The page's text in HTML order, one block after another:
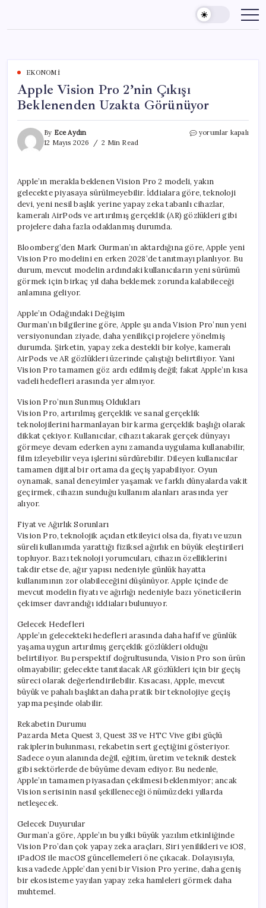
content
EKONOMI
Apple Vision Pro 2’nin Çıkışı
Beklenenden Uzakta Görünüyor
By Ece Aydın
12 Mayıs 2026
2 Min Read
Apple
Beklenenden
Uzakta
Görünüyor
için
yorumlar kapalı
Apple’ın merakla beklenen Vision Pro 2 modeli, yakın
gelecekte piyasaya sürülmeyebilir. İddialara göre, teknoloji
devi, yeni nesil başlık yerine yapay zeka tabanlı cihazlar,
kameralı AirPods ve artırılmış gerçeklik (AR) gözlükleri gibi
projelere daha fazla odaklanmış durumda.
Bloomberg’den Mark Gurman’ın aktardığına göre, Apple yeni
Vision Pro modelini en erken 2028’de tanıtmayı planlıyor. Bu
durum, mevcut modelin ardındaki kullanıcıların yeni sürümü
görmek için birkaç yıl daha beklemek zorunda kalabileceği
anlamına geliyor.
Apple’ın Odağındaki Değişim
Gurman’ın bilgilerine göre, Apple şu anda Vision Pro’nun yeni
versiyonundan ziyade, daha yenilikçi projelere yönelmiş
durumda. Şirketin, yapay zeka destekli bir kolye, kameralı
AirPods ve AR gözlükleri üzerinde çalıştığı belirtiliyor. Yani
Vision Pro tamamen göz ardı edilmiş değil; fakat Apple’ın kısa
vadeli hedefleri arasında yer almıyor.
Vision Pro’nun Sunmuş Oldukları
Vision Pro, artırılmış gerçeklik ve sanal gerçeklik
teknolojilerini harmanlayan bir karma gerçeklik başlığı olarak
dikkat çekiyor. Kullanıcılar, cihazı takarak gerçek dünyayı
görmeye devam ederken aynı zamanda uygulama kullanabilir,
film izleyebilir veya işlerini sürdürebilir. Dileyen kullanıcılar
tamamen dijital bir ortama da geçiş yapabiliyor. Oyun
oynamak, sanal deneyimler yaşamak ve farklı dünyalarda vakit
geçirmek, cihazın sunduğu kullanım alanları arasında yer
alıyor.
Fiyat ve Ağırlık Sorunları
Vision Pro, teknolojik açıdan etkileyici olsa da, fiyatı ve uzun
süreli kullanımda yarattığı fiziksel ağırlık en büyük eleştirileri
topluyor. Bazı teknoloji yorumcuları, cihazın özelliklerini
takdir etse de, ağır yapısı nedeniyle günlük hayatta
kullanımının zor olabileceğini düşünüyor. Apple içinde de
mevcut modelin fiyatı ve ağırlığı nedeniyle bazı yöneticilerin
çekimser davrandığı iddiaları bulunuyor.
Gelecek Hedefleri
Apple’ın gelecekteki hedefleri arasında daha hafif ve günlük
yaşama uygun artırılmış gerçeklik gözlükleri olduğu
belirtiliyor. Bu perspektif doğrultusunda, Vision Pro son ürün
olmayabilir; gelecekte tanıtılacak AR gözlükleri için bir geçiş
süreci olarak değerlendirilebilir. Kısacası, Apple, mevcut
büyük ve pahalı başlıktan daha pratik bir teknolojiye geçiş
yapma peşinde olabilir.
Rekabetin Durumu
Pazarda Meta Quest 3, Quest 3S ve HTC Vive gibi güçlü
rakiplerin bulunması, rekabetin sert geçtiğini gösteriyor.
Sadece oyun alanında değil, eğitim, üretim ve teknik destek
gibi sektörlerde de büyüme devam ediyor. Bu nedenle,
Apple’ın tamamen piyasadan çekilmesi beklenmiyor; ancak
Vision serisinin nasıl şekilleneceği önümüzdeki yıllarda
netleşecek.
Gelecek Duyurular
Gurman’a göre, Apple’ın bu yılki büyük yazılım etkinliğinde
Vision Pro’dan çok yapay zeka araçları, Siri yenilikleri ve iOS,
iPadOS ile macOS güncellemeleri öne çıkacak. Dolayısıyla,
kısa vadede Apple’dan yeni bir Vision Pro yerine, daha geniş
bir ekosisteme yayılan yapay zeka hamleleri görmek daha
muhtemel.